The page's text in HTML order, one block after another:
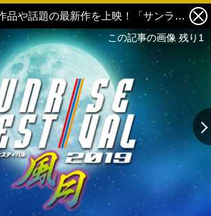
30周年を迎えた人気作品や話題の最新作を上映！「サンライズフェスティバル2019 風月」開催決定 2枚目の写真・画像
この記事の画像 残り1
この記事の画像 残り1